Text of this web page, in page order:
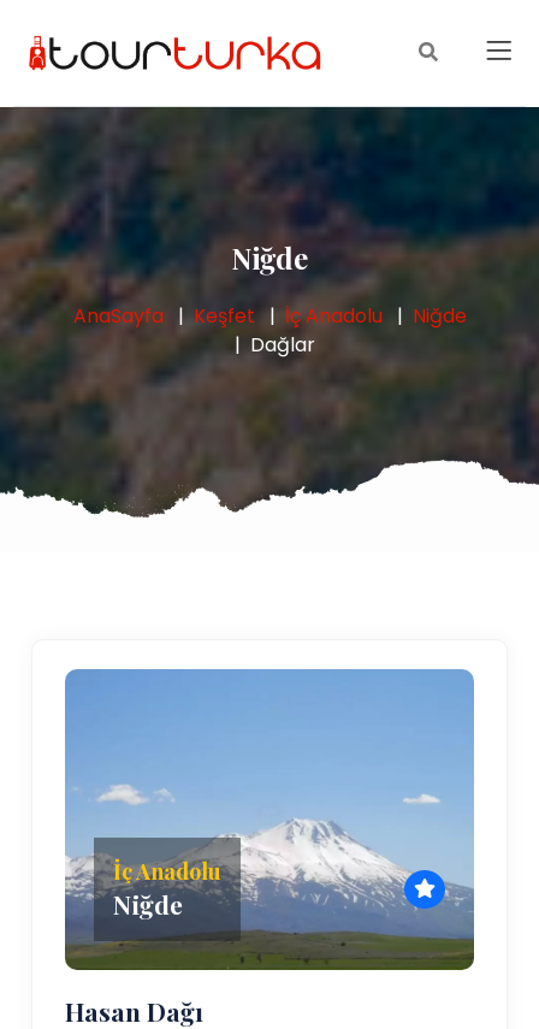
Niğde
AnaSayfa Keşfet İç Anadolu
Niğde
Dağlar
İç Anadolu
Niğde
Hasan Dağı